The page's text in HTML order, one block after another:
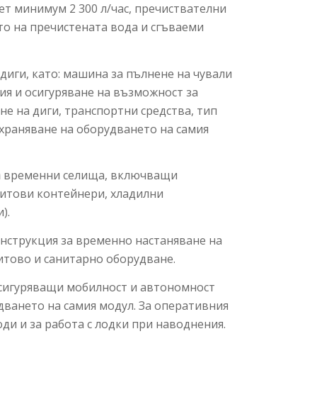
минимум 2 300 л/час, пречиствателни
на пречистената вода и сгъваеми
като: машина за пълнене на чували
и осигуряване на възможност за
на диги, транспортни средства, тип
на оборудването на самия
временни селища, включващи
контейнери, хладилни
за временно настаняване на
и санитарно оборудване.
мобилност и автономност
на самия модул. За оперативния
и за работа с лодки при наводнения.